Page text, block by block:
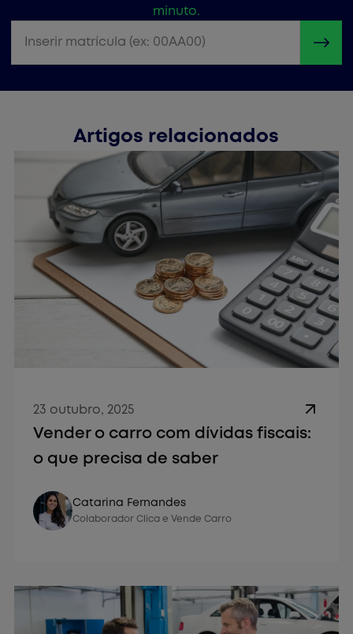
minuto.
Inserir matrícula (ex: 00AA00)
Artigos relacionados
23 outubro, 2025
Vender o carro com dívidas fiscais:
o que precisa de saber
Catarina Fernandes
Colaborador Clica e Vende Carro